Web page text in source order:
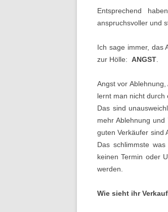
Entsprechend
anspruchsvoller und
Ich sage immer, das
zur Hölle: ANGST
Angst vor
lernt man nicht durch
Das sind
mehr Ablehnung und
guten Verkäufer sind
Das schlimmste
keinen Termin oder
werden.
Wie sieht ihr